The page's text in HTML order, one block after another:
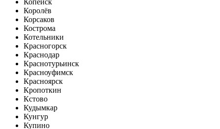
Королёв
Корсаков
Кострома
Котельники
Красногорск
Краснодар
Краснотурьинск
Красноуфимск
Красноярск
Кропоткин
Кстово
Кудымкар
Кунгур
Купино